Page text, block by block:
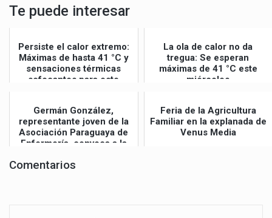
Te puede interesar
Persiste el calor extremo:
Máximas de hasta 41 °C y
sensaciones térmicas
sofocantes para este
La ola de calor no da
tregua: Se esperan
máximas de 41 °C este
miércoles
Germán González,
representante joven de la
Asociación Paraguaya de
Enfermería, convoca a la
Feria de la Agricultura
Familiar en la explanada de
Venus Media
Comentarios